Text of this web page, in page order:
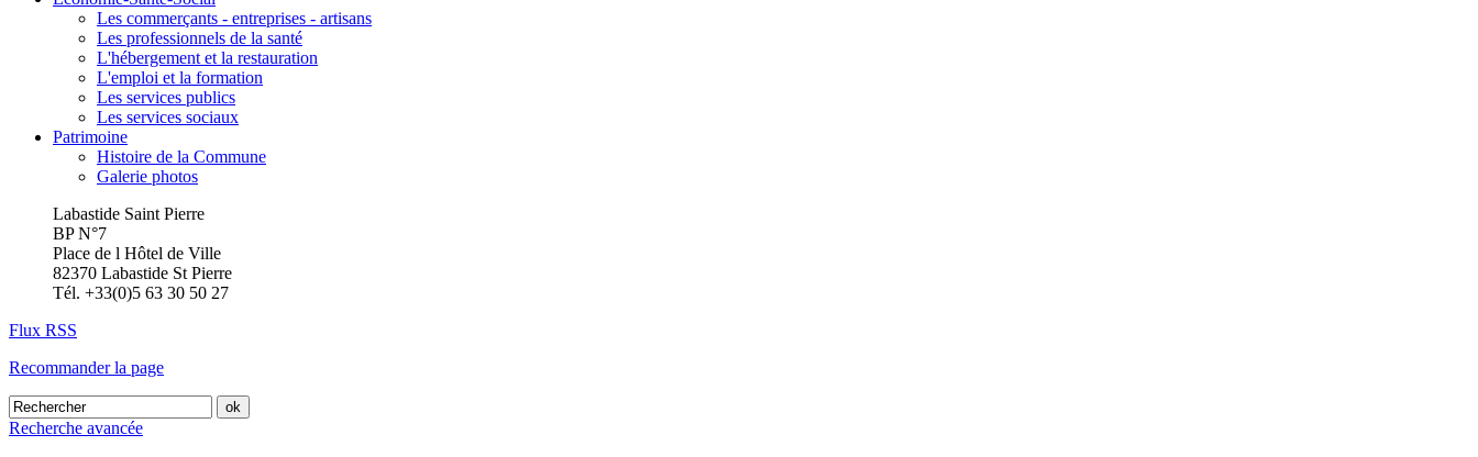
Les commerçants - entreprises - artisans
Les professionnels de la santé
L'hébergement et la restauration
L'emploi et la formation
Les services publics
Les services sociaux
Patrimoine
Histoire de la Commune
Galerie photos
Labastide Saint Pierre
BP N°7
Place de l Hôtel de Ville
82370 Labastide St Pierre
Tél. +33(0)5 63 30 50 27
Flux RSS
Recommander la page
Recherche avancée